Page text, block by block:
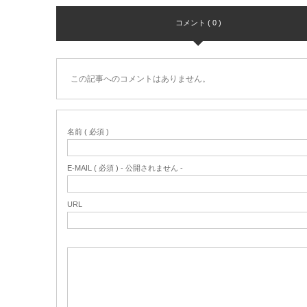
コメント ( 0 )
この記事へのコメントはありません。
名前 ( 必須 )
E-MAIL ( 必須 ) - 公開されません -
URL